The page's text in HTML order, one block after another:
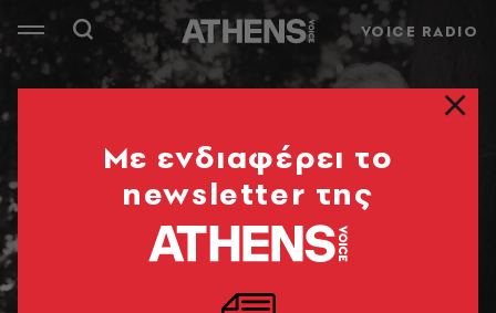
VOICE RADIO
Mε ενδιαφέρει το
newsletter της